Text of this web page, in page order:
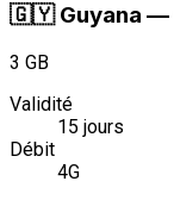
🇬🇾 Guyana —
3 GB
Validité
15 jours
Débit
4G